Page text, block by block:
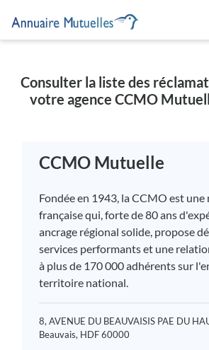
Consulter la liste des
votre agence CCMO
CCMO Mutuelle
Fondée en 1943, la CCMO est
française qui, forte de 80 ans
ancrage régional solide, propose
services performants et une
à plus de 170 000 adhérents sur
territoire national.
8, AVENUE DU BEAUVAISIS PAE DU
Beauvais, HDF 60000